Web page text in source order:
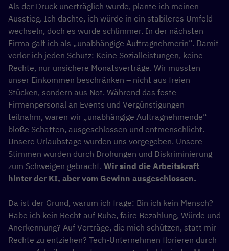
Als der Druck unerträglich wurde, plante ich meinen
Ausstieg. Ich dachte, ich würde in ein stabileres Umfeld
wechseln, doch es wurde schlimmer. In der nächsten
Firma galt ich als „unabhängige Auftragnehmerin“. Damit
verlor ich jeden Schutz: Keine Sozialleistungen, keine
Rechte, nur unsichere Monatsverträge. Wir mussten
unser Einkommen beschränken – nicht aus freien
Stücken, sondern aus Not. Während das feste
Firmenpersonal an Events und Vergünstigungen
teilnahm, waren wir „unabhängige Auftragnehmende“
bloße Schatten, ausgeschlossen und entmenschlicht.
Unsere Urlaubstage wurden uns vorgegeben. Unsere
Stimmen wurden durch Drohungen und Diskriminierung
zum Schweigen gebracht. Wir sind die Arbeitskraft
hinter der KI, aber vom Gewinn ausgeschlossen.
Da ist der Grund, warum ich frage: Bin ich kein Mensch?
Habe ich kein Recht auf Ruhe, faire Bezahlung, Würde und
Anerkennung? Auf Verträge, die mich schützen, statt mir
Rechte zu entziehen? Tech-Unternehmen florieren durch